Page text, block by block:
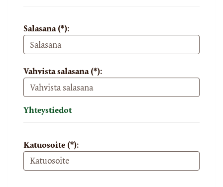
Salasana (*):
Vahvista salasana (*):
Yhteystiedot
Katuosoite (*):